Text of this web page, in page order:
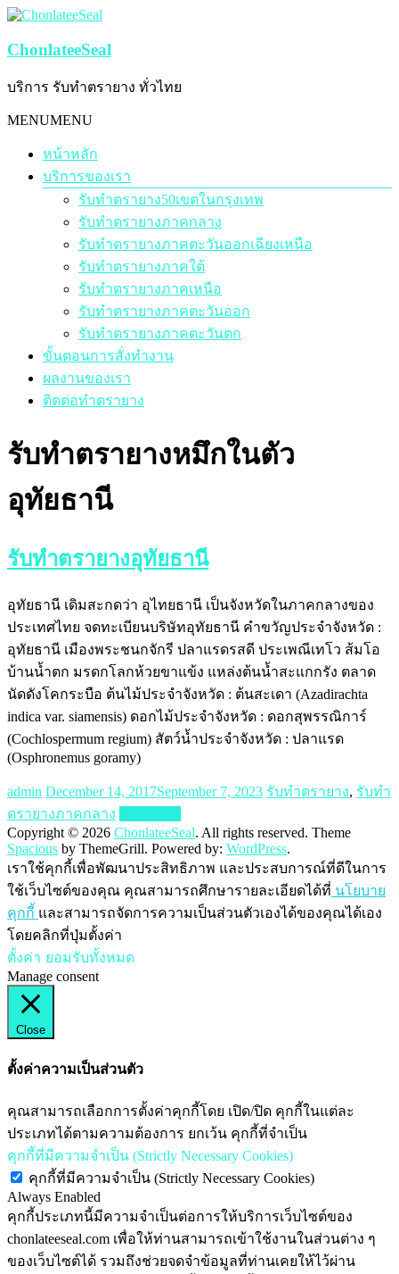
Skip
content
ChonlateeSeal
บริการ รับทำตรายาง ทั่วไทย
Menu
MENUMENU
หน้าหลัก
บริการของเรา
รับทำตรายาง50เขตในกรุงเทพ
รับทำตรายางภาคกลาง
รับทำตรายางภาคตะวันออกเฉียงเหนือ
รับทำตรายางภาคใต้
รับทำตรายางภาคเหนือ
รับทำตรายางภาคตะวันออก
รับทำตรายางภาคตะวันตก
ขั้นตอนการสั่งทำงาน
ผลงานของเรา
ติดต่อทำตรายาง
รับทำตรายางหมึกในตัว
อุทัยธานี
รับทำตรายางอุทัยธานี
อุทัยธานี เดิมสะกดว่า อุไทยธานี เป็นจังหวัดในภาคกลางของ
ประเทศไทย จดทะเบียนบริษัทอุทัยธานี คำขวัญประจำจังหวัด :
อุทัยธานี เมืองพระชนกจักรี ปลาแรดรสดี ประเพณีเทโว ส้มโอ
บ้านน้ำตก มรดกโลกห้วยขาแข้ง แหล่งต้นน้ำสะแกกรัง ตลาด
นัดดังโคกระบือ ต้นไม้ประจำจังหวัด : ต้นสะเดา (Azadirachta
indica var. siamensis) ดอกไม้ประจำจังหวัด : ดอกสุพรรณิการ์
(Cochlospermum regium) สัตว์น้ำประจำจังหวัด : ปลาแรด
(Osphronemus goramy)
admin December 14, 2017September 7, 2023 รับทำตรายาง, รับทำ
ตรายางภาคกลาง
Copyright © 2026 ChonlateeSeal. All rights reserved. Theme
Spacious by ThemeGrill. Powered by: WordPress.
เราใช้คุกกี้เพื่อพัฒนาประสิทธิภาพ และประสบการณ์ที่ดีในการ
ใช้เว็บไซต์ของคุณ คุณสามารถศึกษารายละเอียดได้ที่ นโยบาย
คุกกี้ และสามารถจัดการความเป็นส่วนตัวเองได้ของคุณได้เอง
โดยคลิกที่ปุ่มตั้งค่า
ตั้งค่า ยอมรับทั้งหมด
Manage consent
Close
ตั้งค่าความเป็นส่วนตัว
คุณสามารถเลือกการตั้งค่าคุกกี้โดย เปิด/ปิด คุกกี้ในแต่ละ
ประเภทได้ตามความต้องการ ยกเว้น คุกกี้ที่จำเป็น
คุกกี้ที่มีความจำเป็น (Strictly Necessary Cookies)
คุกกี้ที่มีความจำเป็น (Strictly Necessary Cookies)
Always Enabled
คุกกี้ประเภทนี้มีความจำเป็นต่อการให้บริการเว็บไซต์ของ
chonlateeseal.com เพื่อให้ท่านสามารถเข้าใช้งานในส่วนต่าง ๆ
ของเว็บไซต์ได้ รวมถึงช่วยจดจำข้อมูลที่ท่านเคยให้ไว้ผ่าน